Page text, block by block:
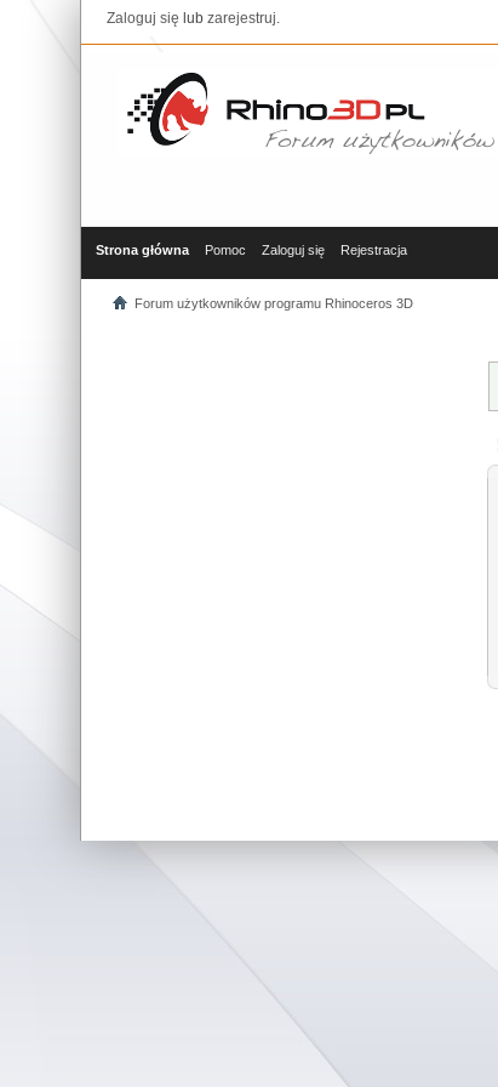
Zaloguj się lubzarejestruj.
Strona główna Pomoc Zaloguj się Rejestracja
Forum użytkowników programu Rhinoceros 3D